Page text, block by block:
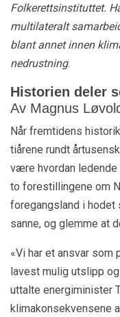
Folkerettsinstituttet.
multilateralt
blant annet innen
nedrustning.
Historien deler
Av Magnus
Når fremtidens
tiårene rundt
være hvordan
to forestillingene om
foregangsland i
sanne, og glemme at
«Vi har et ansvar som
lavest mulig utslipp
uttalte energiminister
klimakonsekvensene